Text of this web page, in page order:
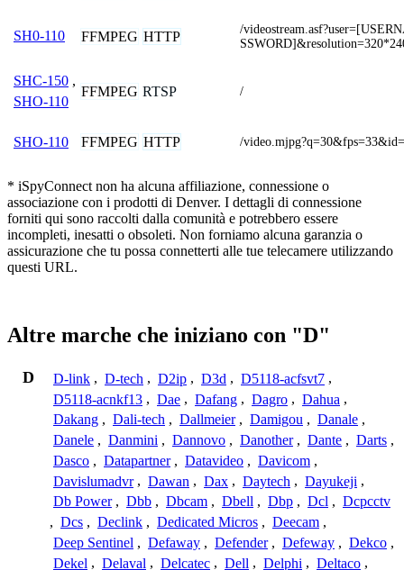
SH0-110 FFMPEG HTTP
/
SHC-150 ,
SHO-110
FFMPEG RTSP /
SHO-110 FFMPEG HTTP /
* iSpyConnect non ha alcuna affiliazione, connessione o
associazione con i prodotti di Denver. I dettagli di connessione
forniti qui sono raccolti dalla comunità e potrebbero essere
incompleti, inesatti o obsoleti. Non forniamo alcuna garanzia o
assicurazione che tu possa connetterti alle tue telecamere utilizzando
questi URL.
Altre marche che iniziano con "D"
D D-link , D-tech , D2ip , D3d , D5118-acfsvt7 ,
D5118-acnkf13 , Dae , Dafang , Dagro , Dahua ,
Dakang , Dali-tech , Dallmeier , Damigou , Danale ,
Danele , Danmini , Dannovo , Danother , Dante , Darts ,
Dasco , Datapartner , Datavideo , Davicom ,
Davislumadvr , Dawan , Dax , Daytech , Dayukeji ,
Db Power , Dbb , Dbcam , Dbell , Dbp , Dcl , Dcpcctv
, Dcs , Declink , Dedicated Micros , Deecam ,
Deep Sentinel , Defaway , Defender , Defeway , Dekco ,
Dekel , Delaval , Delcatec , Dell , Delphi , Deltaco ,